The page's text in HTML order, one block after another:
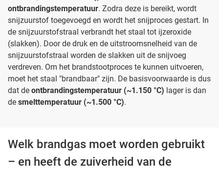
ontbrandingstemperatuur. Zodra deze is bereikt, wordt
snijzuurstof toegevoegd en wordt het snijproces gestart. In
de snijzuurstofstraal verbrandt het staal tot ijzeroxide
(slakken). Door de druk en de uitstroomsnelheid van de
snijzuurstofstraal worden de slakken uit de snijvoeg
verdreven. Om het brandstootproces te kunnen uitvoeren,
moet het staal "brandbaar" zijn. De basisvoorwaarde is dus
dat de ontbrandingstemperatuur (~1.150 °C) lager is dan
de smelttemperatuur (~1.500 °C).
Welk brandgas moet worden gebruikt
– en heeft de zuiverheid van de